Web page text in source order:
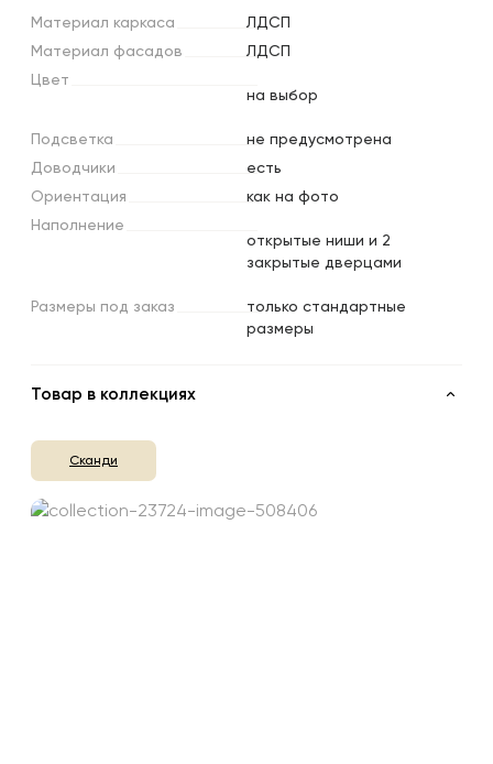
Материал каркаса
ЛДСП
Материал фасадов
ЛДСП
Цвет
на выбор
Подсветка
не предусмотрена
Доводчики
есть
Ориентация
как на фото
Наполнение
открытые ниши и 2
закрытые дверцами
Размеры под заказ
только стандартные
размеры
Товар в коллекциях
Сканди